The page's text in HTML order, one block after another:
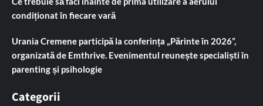
condiționat în fiecare vară
Urania Cremene participă la conferința „Părinte în 2026”,
organizată de Emthrive. Evenimentul reunește specialiști în
parenting și psihologie
Categorii